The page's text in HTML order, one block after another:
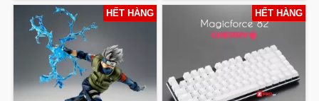
HẾT HÀNG HẾT HÀNG